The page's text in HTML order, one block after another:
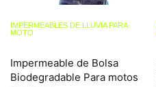
IMPERMEABLES DE LLUVIA PARA
MOTO
Impermeable de Bolsa
Biodegradable Para motos